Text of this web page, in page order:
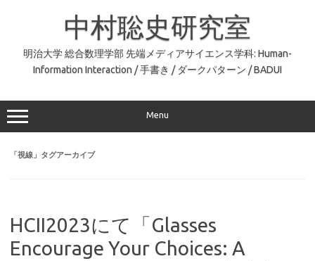
中村聡史研究室
明治大学 総合数理学部 先端メディアサイエンス学科: Human-
Information Interaction / 手書き / ダークパターン / BADUI
Menu
「視線 」タグアーカイブ
HCII2023にて「Glasses
Encourage Your Choices: A